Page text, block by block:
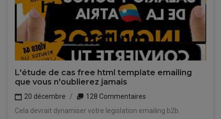
L'étude de cas free html template emailing
que vous n'oublierez jamais
20 décembre
128 Commentaires
Cela devrait dynamiser votre legislation emailing b2b.